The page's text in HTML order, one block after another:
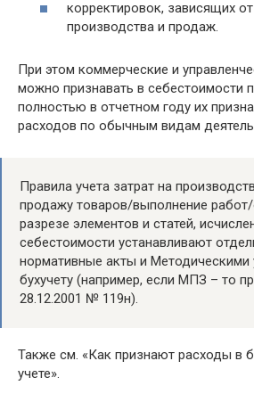
корректировок, зависящих
производства и продаж.
При этом коммерческие и
можно признавать в себестоимости
полностью в отчетном году их
расходов по обычным видам
Правила учета затрат на
продажу товаров/выполнение работ/
разрезе элементов и статей,
себестоимости устанавливают
нормативные акты и Методическими
бухучету (например, если МПЗ – то
28.12.2001 № 119н).
Также см. «Как признают расходы в
учете».